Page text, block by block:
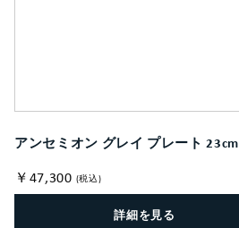
アンセミオン グレイ プレート 23cm
￥47,300 (税込)
詳細を見る